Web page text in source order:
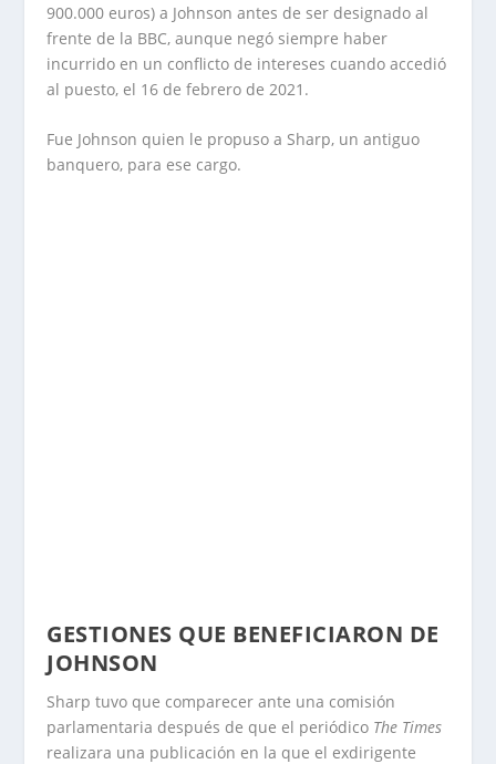
900.000 euros) a Johnson antes de ser designado al
frente de la BBC, aunque negó siempre haber
incurrido en un conflicto de intereses cuando accedió
al puesto, el 16 de febrero de 2021.
Fue Johnson quien le propuso a Sharp, un antiguo
banquero, para ese cargo.
GESTIONES QUE BENEFICIARON DE
JOHNSON
Sharp tuvo que comparecer ante una comisión
parlamentaria después de que el periódico The Times
realizara una publicación en la que el exdirigente